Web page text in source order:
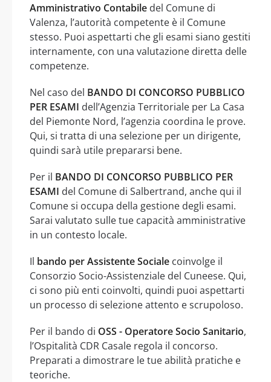
Amministrativo Contabile del Comune di
Valenza, l’autorità competente è il Comune
stesso. Puoi aspettarti che gli esami siano gestiti
internamente, con una valutazione diretta delle
competenze.
Nel caso del BANDO DI CONCORSO PUBBLICO
PER ESAMI dell’Agenzia Territoriale per La Casa
del Piemonte Nord, l’agenzia coordina le prove.
Qui, si tratta di una selezione per un dirigente,
quindi sarà utile prepararsi bene.
Per il BANDO DI CONCORSO PUBBLICO PER
ESAMI del Comune di Salbertrand, anche qui il
Comune si occupa della gestione degli esami.
Sarai valutato sulle tue capacità amministrative
in un contesto locale.
Il bando per Assistente Sociale coinvolge il
Consorzio Socio-Assistenziale del Cuneese. Qui,
ci sono più enti coinvolti, quindi puoi aspettarti
un processo di selezione attento e scrupoloso.
Per il bando di OSS - Operatore Socio Sanitario,
l’Ospitalità CDR Casale regola il concorso.
Preparati a dimostrare le tue abilità pratiche e
teoriche.